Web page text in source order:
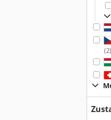
(2)
Schütte Mehrspindler